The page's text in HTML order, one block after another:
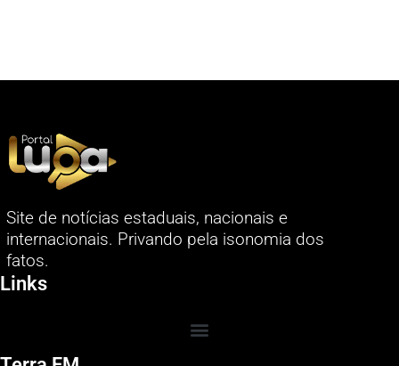
Site de notícias estaduais, nacionais e
internacionais. Privando pela isonomia dos
fatos.
Links